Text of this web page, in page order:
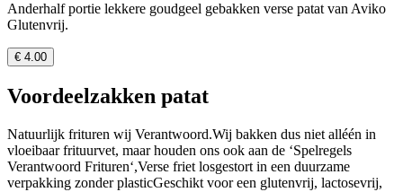
Anderhalf portie lekkere goudgeel gebakken verse patat van Aviko
Glutenvrij.
€ 4.00
Voordeelzakken patat
Natuurlijk frituren wij Verantwoord.Wij bakken dus niet alléén in
vloeibaar frituurvet, maar houden ons ook aan de ‘Spelregels
Verantwoord Frituren‘,Verse friet losgestort in een duurzame
verpakking zonder plasticGeschikt voor een glutenvrij, lactosevrij,